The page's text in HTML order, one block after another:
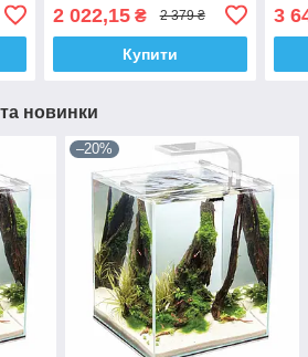
2 022,15₴ 2 379 ₴
Купити
3
та новинки
–20%